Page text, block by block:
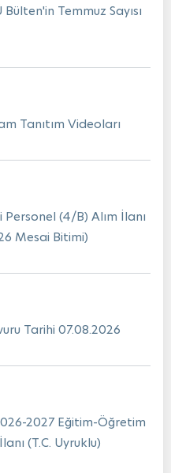
Temmuz Sayısı
Tanıtım Videoları
(4/B) Alım İlanı
Mesai Bitimi)
Tarihi 07.08.2026
2027 Eğitim-Öğretim
(T.C. Uyruklu)